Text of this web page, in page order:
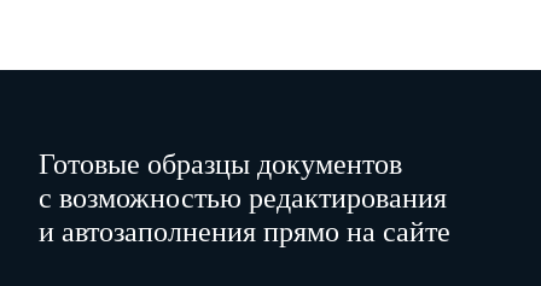
Готовые образцы документов
с возможностью редактирования
и автозаполнения прямо на сайте